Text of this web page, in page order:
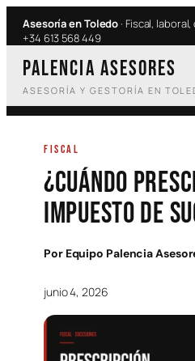
Saltar
contenido
Asesoría en Toledo · Fiscal,
+34 613 568 449
PALENCIA ASESORES
ASESORÍA Y GESTORÍA EN
FISCAL
¿Cuándo
impuesto de
Por Equipo Palencia
junio 4, 2026